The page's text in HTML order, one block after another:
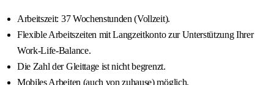
Arbeitszeit: 37 Wochenstunden (Vollzeit).
Flexible Arbeitszeiten mit Langzeitkonto zur Unterstützung Ihrer
Work-Life-Balance.
Die Zahl der Gleittage ist nicht begrenzt.
Mobiles Arbeiten (auch von zuhause) möglich.